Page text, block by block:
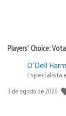
Players’ Choice:
O'Dell
Especialista
Fecha
3 de agosto de 2026